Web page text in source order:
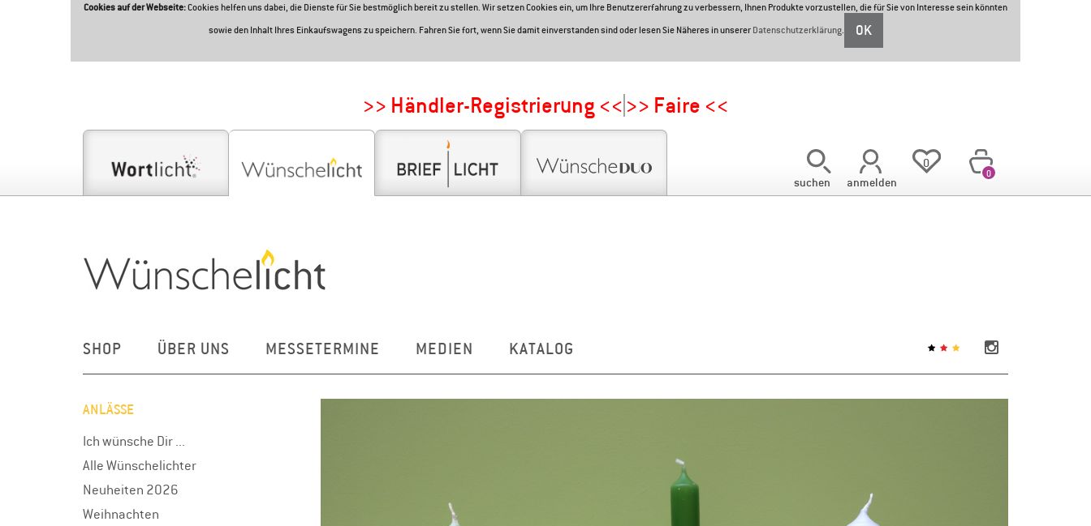
Cookies auf der Webseite:Cookies helfen uns dabei, die Dienste für Sie bestmöglich bereit zu stellen. Wir setzen Cookies ein, um Ihre Benutzererfahrung zu verbessern, Ihnen Produkte vorzustellen, die für Sie von Interesse sein könnten
sowie den Inhalt Ihres Einkaufswagens zu speichern. Fahren Sie fort, wenn Sie damit einverstanden sind oder lesen Sie Näheres in unsererDatenschutzerklärung. OK
>> Händler-Registrierung << >> Faire <<
suchen anmelden
0
0
SHOP ÜBER UNS MESSETERMINE MEDIEN KATALOG
ANLÄSSE
Ich wünsche Dir ...
Alle Wünschelichter
Neuheiten 2026
Weihnachten